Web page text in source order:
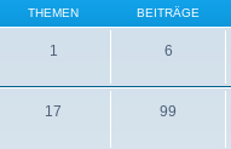
THEMEN BEITRÄGE
1 6
17 99